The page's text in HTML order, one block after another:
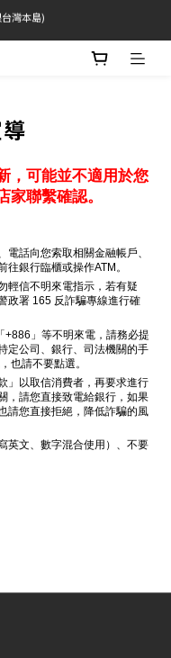
灣本島)
灣本島)
送品牌禮
灣本島)
，可能並不適用於您
聯繫確認。
話向您索取相關金融帳戶、
銀行臨櫃或操作ATM。
輕信不明來電指示，若有疑
政署 165 反詐騙專線進行確
+886」等不明來電，請務必提
定公司、銀行、司法機關的手
也請不要點選。
」以取信消費者，再要求進行
，請您直接致電給銀行，如果
請您直接拒絕，降低詐騙的風
英文、數字混合使用）、不要